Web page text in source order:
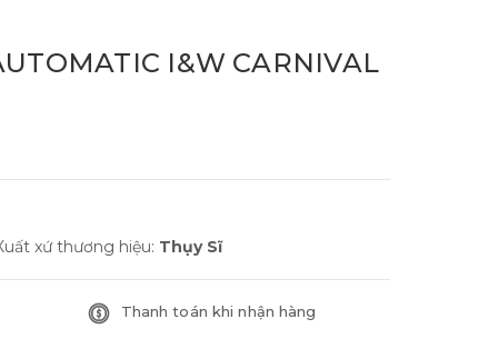
I&W CARNIVAL
xứ thương hiệu: Thụy Sĩ
Thanh toán khi nhận hàng